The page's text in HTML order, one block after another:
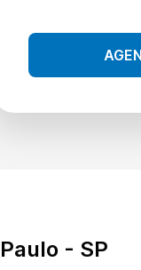
- SP